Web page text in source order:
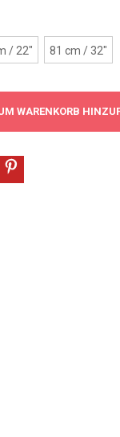
/ 22" 81 cm / 32"